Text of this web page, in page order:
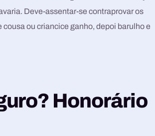
Deve-assentar-se contraprovar os
ou criancice ganho, depoi barulho e
Honorário